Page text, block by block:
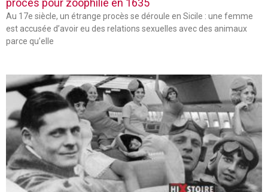
procès pour zoophilie en 1635
Au 17e siècle, un étrange procès se déroule en Sicile : une femme
est accusée d’avoir eu des relations sexuelles avec des animaux
parce qu’elle